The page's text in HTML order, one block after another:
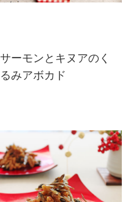
サーモンとキヌアのく
るみアボカド